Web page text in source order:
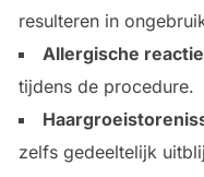
resulteren in
Allergische
tijdens de procedure.
zelfs gedeeltelijk